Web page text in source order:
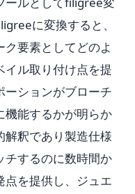
に変換すると、
要素としてどのよ
イル取り付け点を提
ションがブローチ
機能するかが明らか
解釈であり製造仕様
チするのに数時間か
点を提供し、ジュエ